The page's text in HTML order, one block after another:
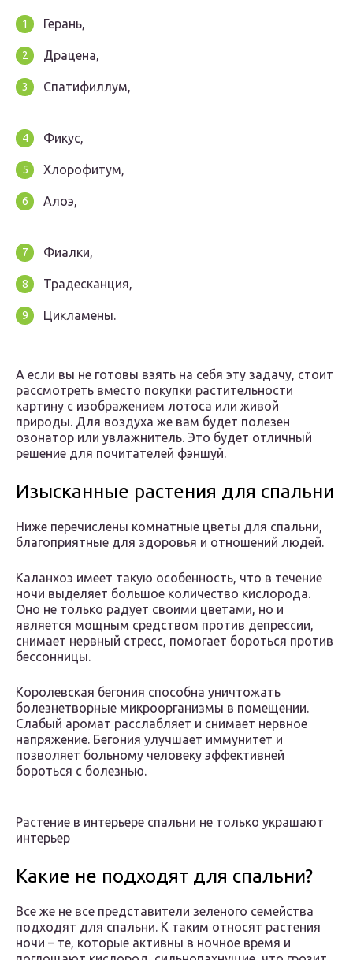
Герань,
Драцена,
Спатифиллум,
Фикус,
Хлорофитум,
Алоэ,
Фиалки,
Традесканция,
Цикламены.
А если вы не готовы взять на себя эту задачу, стоит
рассмотреть вместо покупки растительности
картину с изображением лотоса или живой
природы. Для воздуха же вам будет полезен
озонатор или увлажнитель. Это будет отличный
решение для почитателей фэншуй.
Изысканные растения для спальни
Ниже перечислены комнатные цветы для спальни,
благоприятные для здоровья и отношений людей.
Каланхоэ имеет такую особенность, что в течение
ночи выделяет большое количество кислорода.
Оно не только радует своими цветами, но и
является мощным средством против депрессии,
снимает нервный стресс, помогает бороться против
бессонницы.
Королевская бегония способна уничтожать
болезнетворные микроорганизмы в помещении.
Слабый аромат расслабляет и снимает нервное
напряжение. Бегония улучшает иммунитет и
позволяет больному человеку эффективней
бороться с болезнью.
Растение в интерьере спальни не только украшают
интерьер
Какие не подходят для спальни?
Все же не все представители зеленого семейства
подходят для спальни. К таким относят растения
ночи – те, которые активны в ночное время и